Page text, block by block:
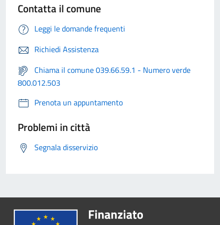
Contatta il comune
Leggi le domande frequenti
Richiedi Assistenza
Chiama il comune 039.66.59.1 - Numero verde
800.012.503
Prenota un appuntamento
Problemi in città
Segnala disservizio